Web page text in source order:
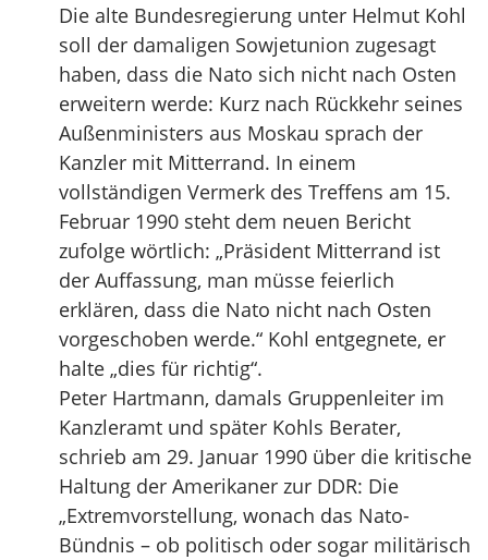
Die alte Bundesregierung unter Helmut Kohl
soll der damaligen Sowjetunion zugesagt
haben, dass die Nato sich nicht nach Osten
erweitern werde: Kurz nach Rückkehr seines
Außenministers aus Moskau sprach der
Kanzler mit Mitterrand. In einem
vollständigen Vermerk des Treffens am 15.
Februar 1990 steht dem neuen Bericht
zufolge wörtlich: „Präsident Mitterrand ist
der Auffassung, man müsse feierlich
erklären, dass die Nato nicht nach Osten
vorgeschoben werde.“ Kohl entgegnete, er
halte „dies für richtig“.
Peter Hartmann, damals Gruppenleiter im
Kanzleramt und später Kohls Berater,
schrieb am 29. Januar 1990 über die kritische
Haltung der Amerikaner zur DDR: Die
„Extremvorstellung, wonach das Nato-
Bündnis – ob politisch oder sogar militärisch